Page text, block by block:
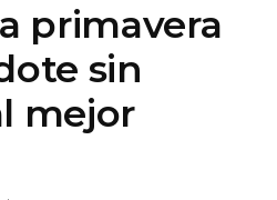
primavera
sin
mejor